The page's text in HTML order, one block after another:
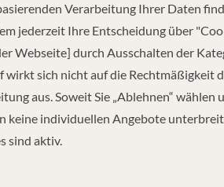
17.10.2026
- Rorvik -
taking in Norway’s many fjords and
Arctic Circle twice over 2,500 nautical
Verarbeitung Ihrer Daten
jederzeit Ihre Entscheidung über
Webseite] durch Ausschalten der
sich nicht auf die Rechtmäßigkeit
aus. Soweit Sie „Ablehnen“ wählen
keine individuellen Angebote
sind aktiv.